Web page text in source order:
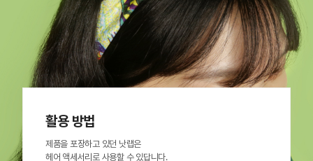
활용 방법
제품을 포장하고 있던 낫랩은
헤어 액세서리로 사용할 수 있답니다.